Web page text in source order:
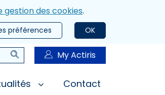
gestion des cookies.
OK
préférences
RechercherMy Actiris
Contact